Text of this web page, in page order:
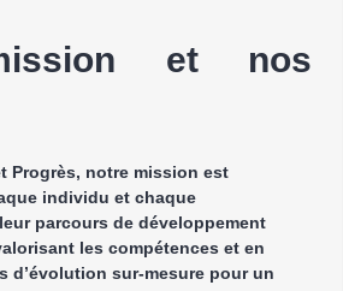
et nos
Progrès, notre mission est
individu et chaque
parcours de développement
les compétences et en
d’évolution sur-mesure pour un